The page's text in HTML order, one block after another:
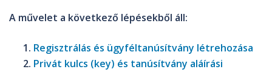
A művelet a következő lépésekből áll:
Regisztrálás és ügyféltanúsítvány létrehozása
Privát kulcs (key) és tanúsítvány aláírási